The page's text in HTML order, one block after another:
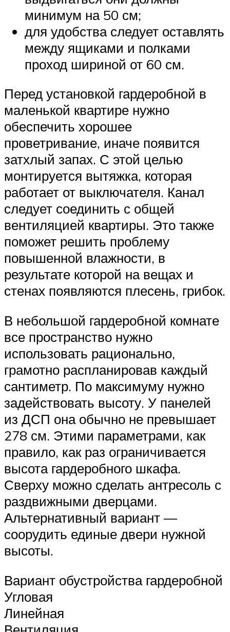
минимум на 50 см;
для удобства следует оставлять
между ящиками и полками
проход шириной от 60 см.
Перед установкой гардеробной в
маленькой квартире нужно
обеспечить хорошее
проветривание, иначе появится
затхлый запах. С этой целью
монтируется вытяжка, которая
работает от выключателя. Канал
следует соединить с общей
вентиляцией квартиры. Это также
поможет решить проблему
повышенной влажности, в
результате которой на вещах и
стенах появляются плесень, грибок.
В небольшой гардеробной комнате
все пространство нужно
использовать рационально,
грамотно распланировав каждый
сантиметр. По максимуму нужно
задействовать высоту. У панелей
из ДСП она обычно не превышает
278 см. Этими параметрами, как
правило, как раз ограничивается
высота гардеробного шкафа.
Сверху можно сделать антресоль с
раздвижными дверцами.
Альтернативный вариант —
соорудить единые двери нужной
высоты.
Вариант обустройства гардеробной
Угловая
Линейная